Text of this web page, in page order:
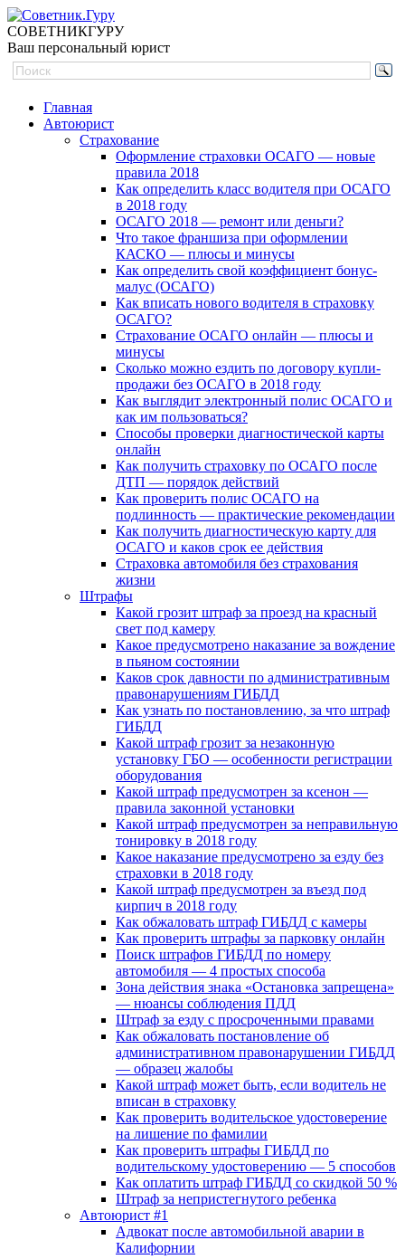
СОВЕТНИКГУРУ
Ваш персональный юрист
Главная
Автоюрист
Страхование
Оформление страховки ОСАГО — новые
правила 2018
Как определить класс водителя при ОСАГО
в 2018 году
ОСАГО 2018 — ремонт или деньги?
Что такое франшиза при оформлении
КАСКО — плюсы и минусы
Как определить свой коэффициент бонус-
малус (ОСАГО)
Как вписать нового водителя в страховку
ОСАГО?
Страхование ОСАГО онлайн — плюсы и
минусы
Сколько можно ездить по договору купли-
продажи без ОСАГО в 2018 году
Как выглядит электронный полис ОСАГО и
как им пользоваться?
Способы проверки диагностической карты
онлайн
Как получить страховку по ОСАГО после
ДТП — порядок действий
Как проверить полис ОСАГО на
подлинность — практические рекомендации
Как получить диагностическую карту для
ОСАГО и каков срок ее действия
Страховка автомобиля без страхования
жизни
Штрафы
Какой грозит штраф за проезд на красный
свет под камеру
Какое предусмотрено наказание за вождение
в пьяном состоянии
Каков срок давности по административным
правонарушениям ГИБДД
Как узнать по постановлению, за что штраф
ГИБДД
Какой штраф грозит за незаконную
установку ГБО — особенности регистрации
оборудования
Какой штраф предусмотрен за ксенон —
правила законной установки
Какой штраф предусмотрен за неправильную
тонировку в 2018 году
Какое наказание предусмотрено за езду без
страховки в 2018 году
Какой штраф предусмотрен за въезд под
кирпич в 2018 году
Как обжаловать штраф ГИБДД с камеры
Как проверить штрафы за парковку онлайн
Поиск штрафов ГИБДД по номеру
автомобиля — 4 простых способа
Зона действия знака «Остановка запрещена»
— нюансы соблюдения ПДД
Штраф за езду с просроченными правами
Как обжаловать постановление об
административном правонарушении ГИБДД
— образец жалобы
Какой штраф может быть, если водитель не
вписан в страховку
Как проверить водительское удостоверение
на лишение по фамилии
Как проверить штрафы ГИБДД по
водительскому удостоверению — 5 способов
Как оплатить штраф ГИБДД со скидкой 50 %
Штраф за непристегнутого ребенка
Автоюрист #1
Адвокат после автомобильной аварии в
Калифорнии